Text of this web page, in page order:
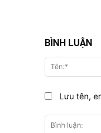
BÌNH LUẬN
Lưu tên,